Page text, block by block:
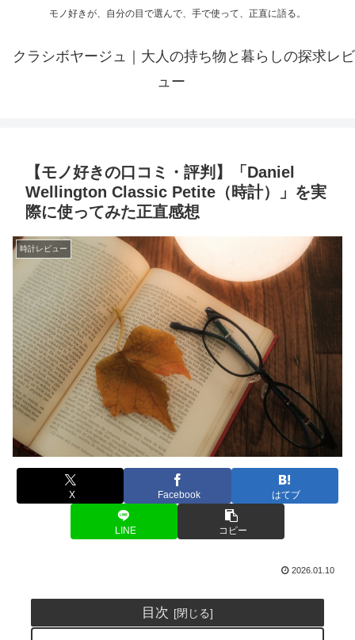
モノ好きが、自分の目で選んで、手で使って、正直に語る。
クラシボヤージュ｜大人の持ち物と暮らしの探求レビ
ュー
【モノ好きの口コミ・評判】「Daniel
Wellington Classic Petite（時計）」を実
際に使ってみた正直感想
時計レビュー
X Facebook はてブ
LINE コピー
2026.01.10
目次